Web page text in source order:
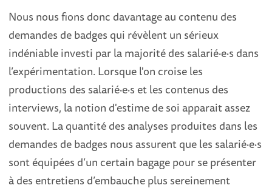
Nous nous fions donc davantage au contenu des
demandes de badges qui révèlent un sérieux
indéniable investi par la majorité des salarié·e·s dans
l’expérimentation. Lorsque l'on croise les
productions des salarié·e·s et les contenus des
interviews, la notion d'estime de soi apparait assez
souvent. La quantité des analyses produites dans les
demandes de badges nous assurent que les salarié·e·s
sont équipées d’un certain bagage pour se présenter
à des entretiens d’embauche plus sereinement